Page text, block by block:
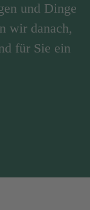
und Dinge
wir danach,
für Sie ein